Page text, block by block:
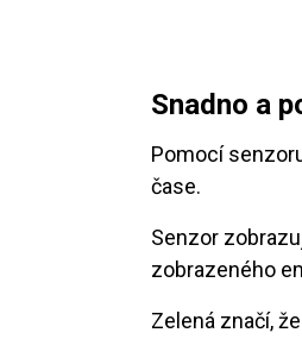
Snadno a
Pomocí
čase.
Senzor
zobrazeného
Zelená značí,